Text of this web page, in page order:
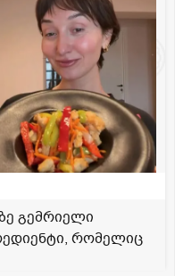
გემრიელი
რომელიც